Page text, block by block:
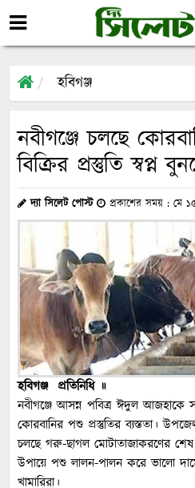
হবিগঞ্জ
নবীগঞ্জে চলছে
বিক্রির প্রস্তুতি স্বপ্ন
দ্যা সিলেট পোস্ট প্রকাশের সময় : মে
হবিগঞ্জ প্রতিনিধি ॥
নবীগঞ্জে আসন্ন পবিত্র ঈদুল আজহাকে
কোরবানির পশু প্রস্তুতির ব্যস্ততা।
চলছে গরু-ছাগল মোটাতাজাকরণের শেষ
উপায়ে পশু লালন-পালন করে ভালো
খামারিরা।